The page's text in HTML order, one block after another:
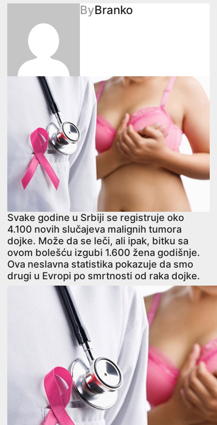
ByBranko
Svake godine u Srbiji se registruje oko
4.100 novih slučajeva malignih tumora
dojke. Može da se leči, ali ipak, bitku sa
ovom bolešću izgubi 1.600 žena godišnje.
Ova neslavna statistika pokazuje da smo
drugi u Evropi po smrtnosti od raka dojke.